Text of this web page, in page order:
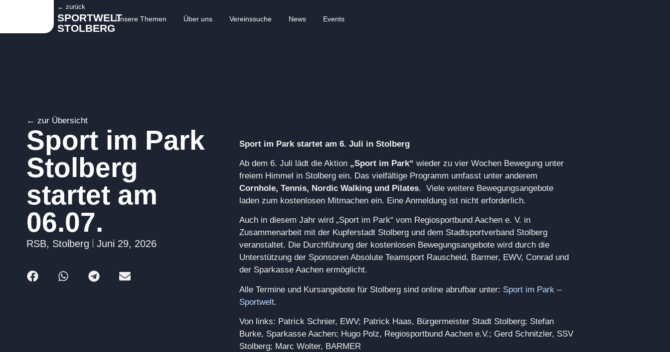
← zurück
SPORTWELT
STOLBERG
Unsere Themen Über uns Vereinssuche News Events
← zur Übersicht
Sport im Park
Stolberg
startet am
06.07.
RSB, Stolberg Juni 29, 2026
Sport im Park startet am 6. Juli in Stolberg
Ab dem 6. Juli lädt die Aktion „Sport im Park“ wieder zu vier Wochen Bewegung unter
freiem Himmel in Stolberg ein. Das vielfältige Programm umfasst unter anderem
Cornhole, Tennis, Nordic Walking und Pilates. Viele weitere Bewegungsangebote
laden zum kostenlosen Mitmachen ein. Eine Anmeldung ist nicht erforderlich.
Auch in diesem Jahr wird „Sport im Park“ vom Regiosportbund Aachen e. V. in
Zusammenarbeit mit der Kupferstadt Stolberg und dem Stadtsportverband Stolberg
veranstaltet. Die Durchführung der kostenlosen Bewegungsangebote wird durch die
Unterstützung der Sponsoren Absolute Teamsport Rauscheid, Barmer, EWV, Conrad und
der Sparkasse Aachen ermöglicht.
Alle Termine und Kursangebote für Stolberg sind online abrufbar unter: Sport im Park –
Sportwelt.
Von links: Patrick Schnier, EWV; Patrick Haas, Bürgermeister Stadt Stolberg; Stefan
Burke, Sparkasse Aachen; Hugo Polz, Regiosportbund Aachen e.V.; Gerd Schnitzler, SSV
Stolberg; Marc Wolter, BARMER